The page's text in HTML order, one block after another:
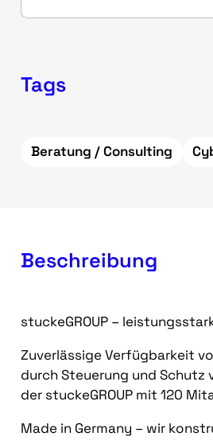
Tags
Beratung / Consulting
Beschreibung
stuckeGROUP –
Zuverlässige Verfügbarkeit
durch Steuerung und Schutz
der stuckeGROUP mit 120
Made in Germany – wir